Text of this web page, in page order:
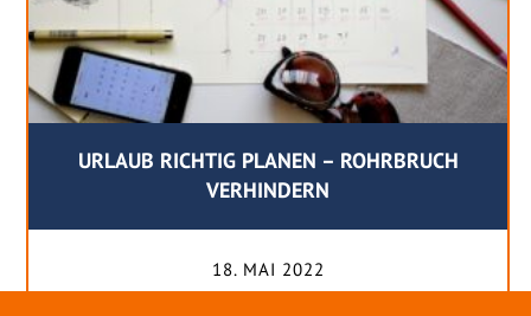
URLAUB RICHTIG PLANEN – ROHRBRUCH
VERHINDERN
18. MAI 2022